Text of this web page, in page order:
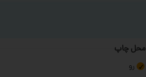
محل چاپ
رو